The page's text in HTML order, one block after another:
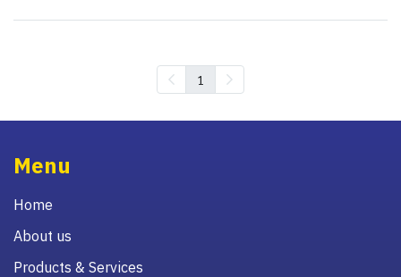
1
Menu
Home
About us
Products & Services